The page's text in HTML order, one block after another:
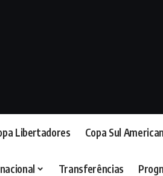
Libertadores Copa Sul
Transferências